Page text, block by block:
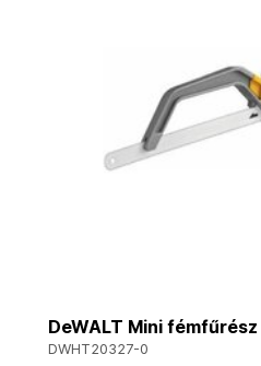
DeWALT Mini
DWHT20327-0